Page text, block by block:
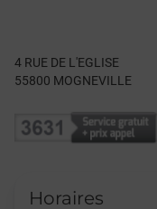
4 RUE DE L'EGLISE
55800 MOGNEVILLE
Horaires